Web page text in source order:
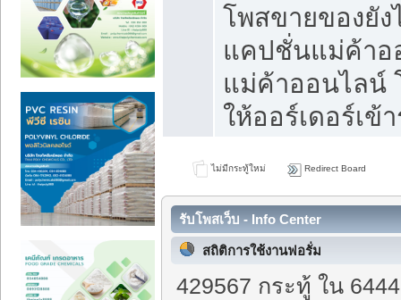
โพสขายของยัง
แคปชั่นแม่ค้า
แม่ค้าออนไลน์
ให้ออร์เดอร์เข้
ไม่มีกระทู้ใหม่ Redirect Board
รับโพสเว็บ - Info Center
สถิติการใช้งานฟอรั่ม
429567 กระทู้ ใน